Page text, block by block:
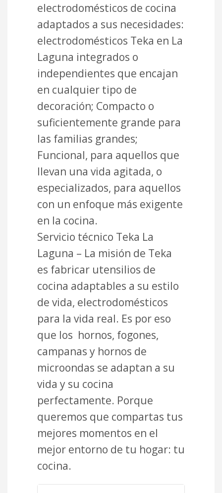
electrodomésticos de cocina
adaptados a sus necesidades:
electrodomésticos Teka en La
Laguna integrados o
independientes que encajan
en cualquier tipo de
decoración; Compacto o
suficientemente grande para
las familias grandes;
Funcional, para aquellos que
llevan una vida agitada, o
especializados, para aquellos
con un enfoque más exigente
en la cocina.
Servicio técnico Teka La
Laguna – La misión de Teka
es fabricar utensilios de
cocina adaptables a su estilo
de vida, electrodomésticos
para la vida real. Es por eso
que los hornos, fogones,
campanas y hornos de
microondas se adaptan a su
vida y su cocina
perfectamente. Porque
queremos que compartas tus
mejores momentos en el
mejor entorno de tu hogar: tu
cocina.